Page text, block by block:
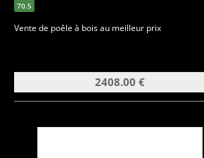
70.5
Vente de poêle à bois au meilleur prix
2408.00 €